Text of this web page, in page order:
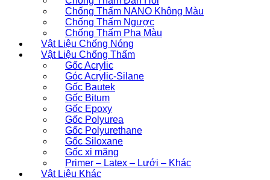
Chống Thấm NANO Không Màu
Chống Thấm Ngược
Chống Thấm Pha Màu
Vật Liệu Chống Nóng
Vật Liệu Chống Thấm
Gốc Acrylic
Góc Acrylic-Silane
Gốc Bautek
Gốc Bitum
Gốc Epoxy
Gốc Polyurea
Gốc Polyurethane
Gốc Siloxane
Gốc xi măng
Primer – Latex – Lưới – Khác
Vật Liệu Khác